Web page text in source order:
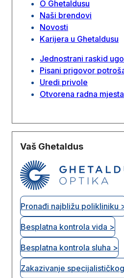
O Ghetaldusu
Naši brendovi
Novosti
Karijera u Ghetaldusu
Jednostrani raskid
Pisani prigovor
Uredi privole
Otvorena radna mjesta
Vaš Ghetaldus
Pronađi najbližu polikliniku
Besplatna kontrola vida >
Besplatna kontrola sluha >
Zakazivanje